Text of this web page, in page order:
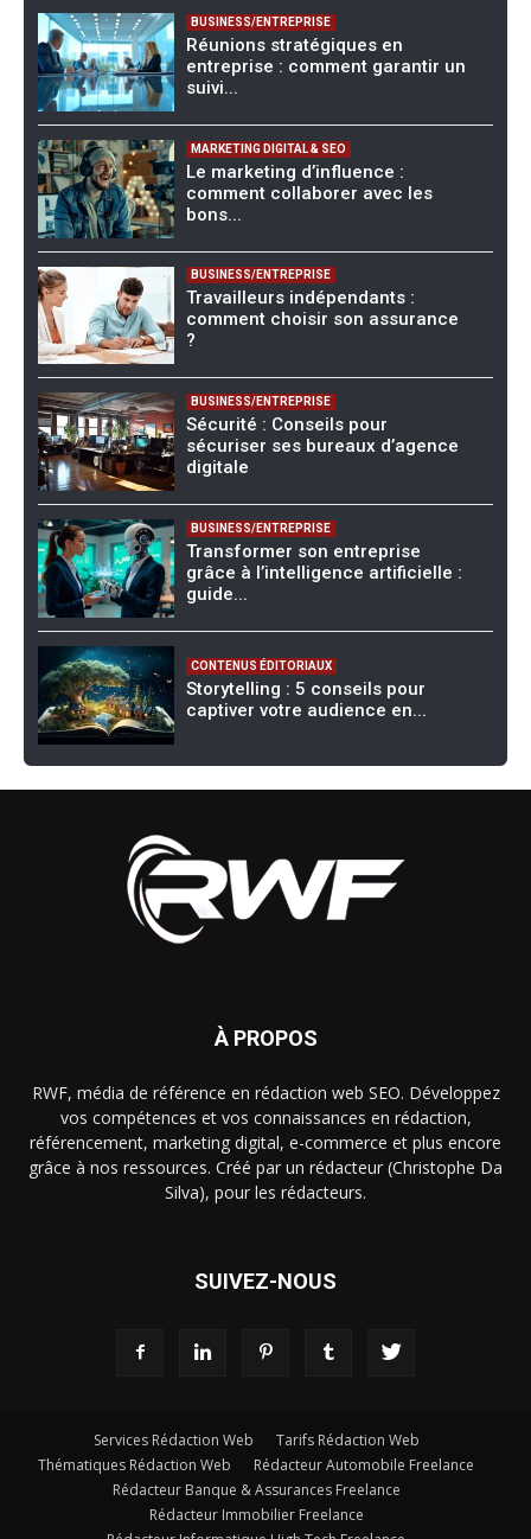
BUSINESS/ENTREPRISE
Réunions stratégiques en
entreprise : comment garantir un
suivi...
MARKETING DIGITAL & SEO
Le marketing d’influence :
comment collaborer avec les
bons...
BUSINESS/ENTREPRISE
Travailleurs indépendants :
comment choisir son assurance
?
BUSINESS/ENTREPRISE
Sécurité : Conseils pour
sécuriser ses bureaux d’agence
digitale
BUSINESS/ENTREPRISE
Transformer son entreprise
grâce à l’intelligence artificielle :
guide...
CONTENUS ÉDITORIAUX
Storytelling : 5 conseils pour
captiver votre audience en...
À PROPOS
RWF, média de référence en rédaction web SEO. Développez
vos compétences et vos connaissances en rédaction,
référencement, marketing digital, e-commerce et plus encore
grâce à nos ressources. Créé par un rédacteur (Christophe Da
Silva), pour les rédacteurs.
SUIVEZ-NOUS
Services Rédaction Web
Tarifs Rédaction Web
Thématiques Rédaction Web
Rédacteur Automobile Freelance
Rédacteur Banque & Assurances Freelance
Rédacteur Immobilier Freelance